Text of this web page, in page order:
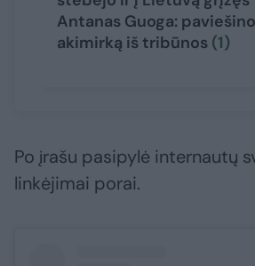
Antanas Guoga: paviešino
akimirką iš tribūnos (1)
Po įrašu pasipylė internautų
linkėjimai porai.